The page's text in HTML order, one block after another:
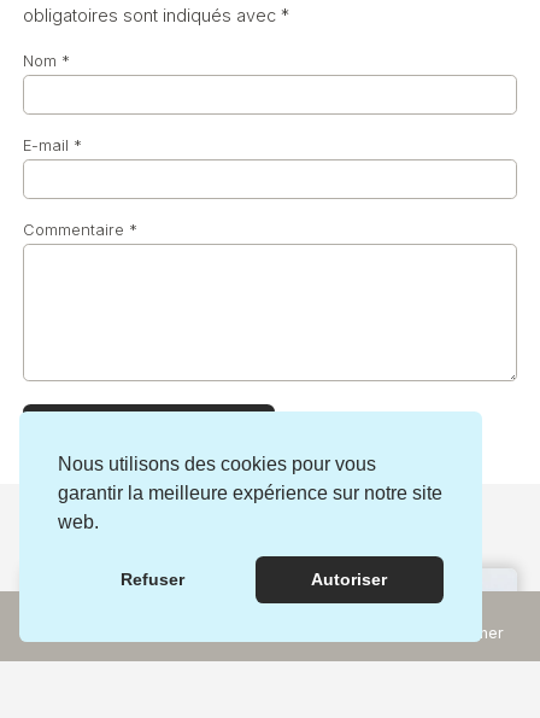
Nous utilisons des cookies pour vous
garantir la meilleure expérience sur notre site
web.
Refuser Autoriser
obligatoires sont indiqués avec*
Nom *
E-mail *
Commentaire *
Que faire après ? Suivez le guide :
Incontournables Rechercher